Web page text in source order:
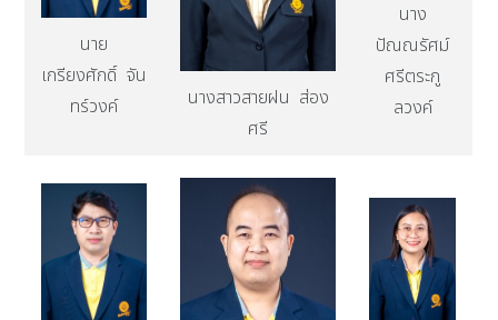
นาย
เกรียงศักดิ์ จัน
ทร์วงค์
นางสาวสายฝน ส่อง
ศรี
นาง
ปัณณรัศม์
ศรีตระกู
ลวงค์